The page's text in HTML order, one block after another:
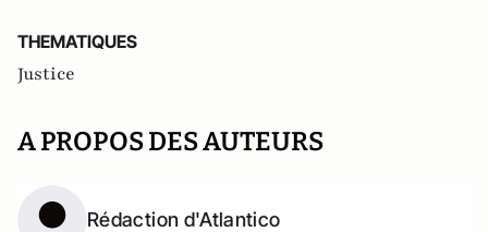
THEMATIQUES
Justice
A PROPOS DES AUTEURS
Rédaction d'Atlantico